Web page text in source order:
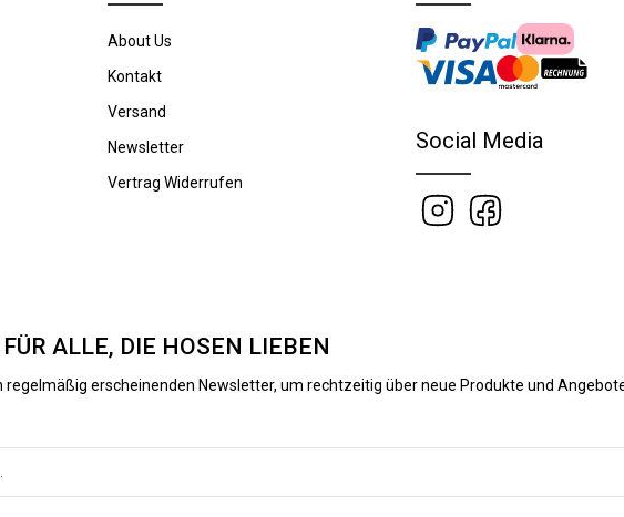
About Us
Kontakt
Versand
Newsletter
Vertrag Widerrufen
Social Media
ALLE, DIE HOSEN LIEBEN
erscheinenden Newsletter, um rechtzeitig über neue Produkte und